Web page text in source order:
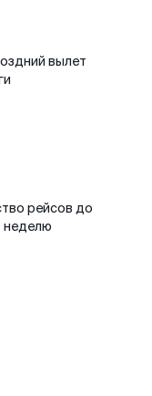
вылет
рейсов до
неделю